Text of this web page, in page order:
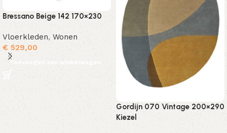
Bressano Beige 142 170×230
Vloerkleden, Wonen
€529,00
Toevoegen aan winkelwagen
Gordijn 070 Vintage 200×290
Kiezel